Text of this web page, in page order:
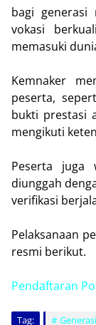
bagi generasi
vokasi
memasuki
Kemnaker
peserta,
bukti prestasi
mengikuti
Peserta juga
diunggah
verifikasi
Pelaksanaan
resmi berikut.
Pendaftaran
Tag: